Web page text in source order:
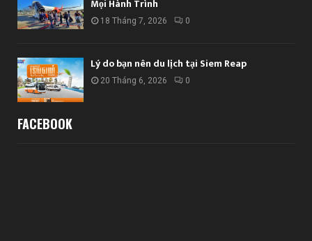
Mọi Hành Trình
18 Tháng 7, 2026 0
Lý do bạn nên du lịch tại Siem Reap
20 Tháng 6, 2026 0
FACEBOOK